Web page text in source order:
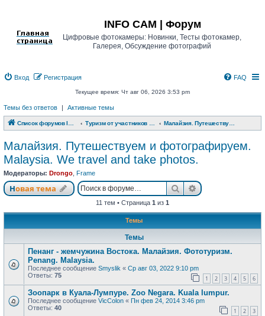
INFO CAM | Форум
Цифровые фотокамеры: Новинки, Тесты фотокамер,
Галерея, Обсуждение фотографий
Вход Регистрация FAQ
Текущее время: Чт авг 06, 2026 3:53 pm
Темы без ответов | Активные темы
Список форумов INFO CAM | Форум
Малайзия. Путешествуем и фотографируем.
Malaysia. We travel and take photos.
Модераторы: Drongo Frame
Новая тема
Новая тема ПоискРасширенный
11 тем • Страница 1 из 1
Темы
Темы
Пенанг - жемчужина Востока. Малайзия. Фототуризм.
Penang. Malaysia.
Последнее сообщение Smyslik « Ср авг 03, 2022 9:10 pm
Ответы: 75 1 2 3 4 5 6
Зоопарк в Куала-Лумпуре. Zoo Negara. Kuala lumpur.
Последнее сообщение VicColon « Пн фев 24, 2014 3:46 pm
Ответы: 40 1 2 3